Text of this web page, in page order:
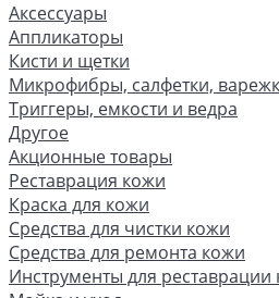
Аксессуары
Аппликаторы
Кисти и щетки
Микрофибры, салфетки,
Триггеры, емкости и ведра
Другое
Акционные товары
Реставрация кожи
Краска для кожи
Средства для чистки кожи
Средства для ремонта кожи
Инструменты для реставрации